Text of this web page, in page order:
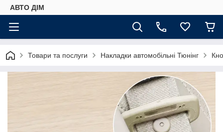
АВТО ДIМ
Товари та послуги Накладки автомобільні Тюнінг